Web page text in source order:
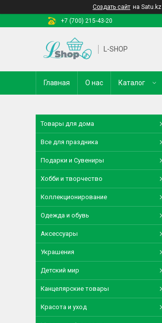
Создать сайт на Satu.kz
+7 (700) 215-43-20
L-SHOP
Главная О нас Каталог
Товары для дома
Все для праздника
Подарки и Сувениры
Хобби и творчество
Коллекционирование
Одежда и обувь
Аксессуары
Украшения
Детский мир
Канцелярские товары
Красота и уход